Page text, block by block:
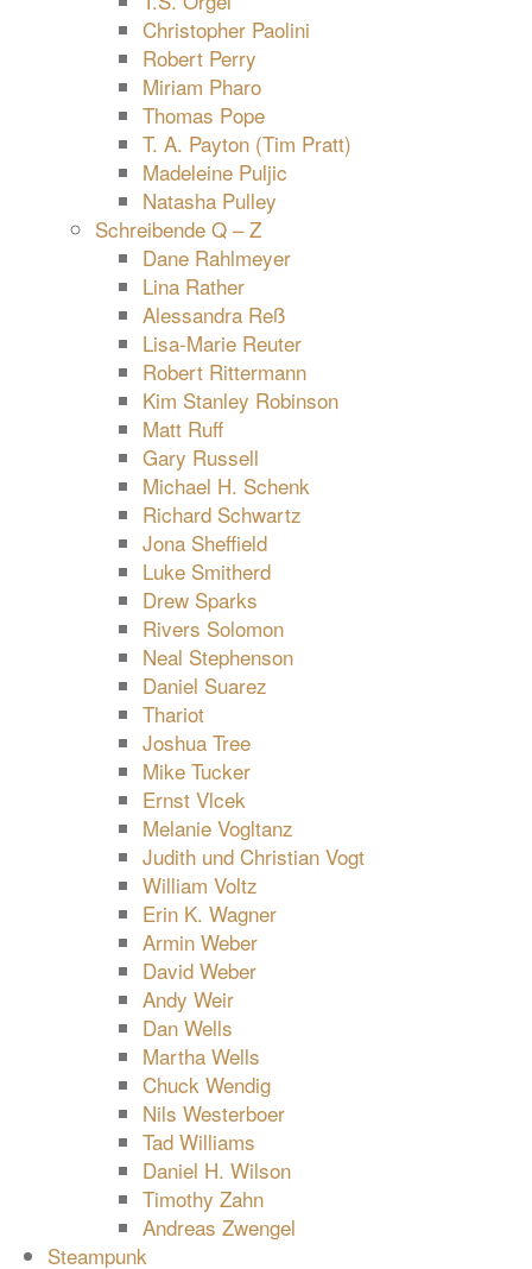
Christopher Paolini
Robert Perry
Miriam Pharo
Thomas Pope
T. A. Payton (Tim Pratt)
Madeleine Puljic
Natasha Pulley
Schreibende Q – Z
Dane Rahlmeyer
Lina Rather
Alessandra Reß
Lisa-Marie Reuter
Robert Rittermann
Kim Stanley Robinson
Matt Ruff
Gary Russell
Michael H. Schenk
Richard Schwartz
Jona Sheffield
Luke Smitherd
Drew Sparks
Rivers Solomon
Neal Stephenson
Daniel Suarez
Thariot
Joshua Tree
Mike Tucker
Ernst Vlcek
Melanie Vogltanz
Judith und Christian Vogt
William Voltz
Erin K. Wagner
Armin Weber
David Weber
Andy Weir
Dan Wells
Martha Wells
Chuck Wendig
Nils Westerboer
Tad Williams
Daniel H. Wilson
Timothy Zahn
Andreas Zwengel
Steampunk